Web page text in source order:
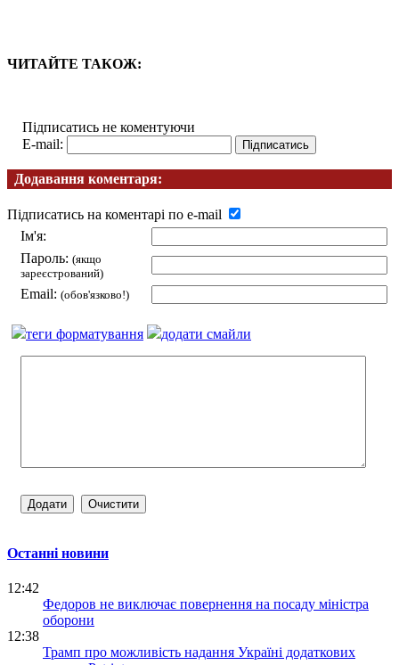
ЧИТАЙТЕ ТАКОЖ:
Підписатись не коментуючи
E-mail:
Додавання коментаря:
Підписатись на коментарі по e-mail
Ім'я:
Пароль: (якщо
зареєстрований)
Email: (обов'язково!)
теги форматування додати смайли
Останні новини
12:42
Федоров не виключає повернення на посаду міністра
оборони
12:38
Трамп про можливість надання Україні додаткових